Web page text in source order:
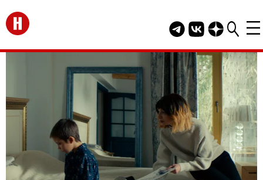
Перейти на главную
Telegram канал
Группа HELLO
Канал